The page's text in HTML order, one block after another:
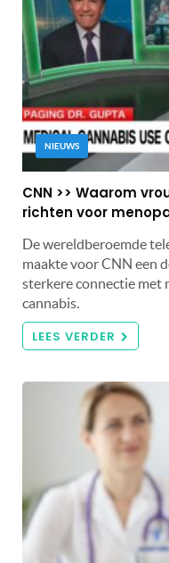
NIEUWS
CNN >> Waarom
richten voor
De wereldberoemde
maakte voor CNN een
sterkere connectie met
cannabis.
LEES VERDER